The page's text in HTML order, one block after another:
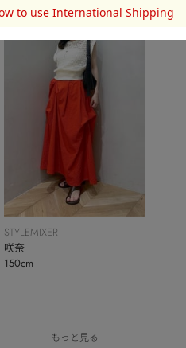
STYLEMIXER
咲奈
150cm
もっと見る